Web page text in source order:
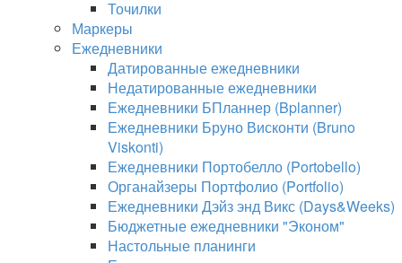
Точилки
Маркеры
Ежедневники
Датированные ежедневники
Недатированные ежедневники
Ежедневники БПланнер (Bplanner)
Ежедневники Бруно Висконти (Bruno
Viskonti)
Ежедневники Портобелло (Portobello)
Органайзеры Портфолио (Portfolio)
Ежедневники Дэйз энд Викс (Days&Weeks)
Бюджетные ежедневники "Эконом"
Настольные планинги